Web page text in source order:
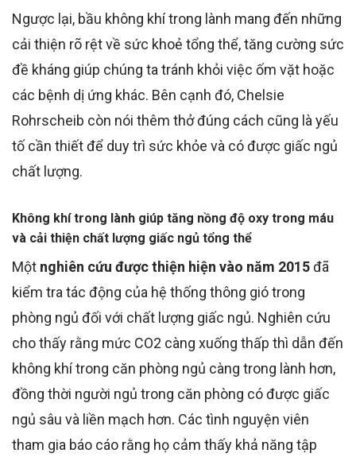
Ngược lại, bầu không khí trong lành mang đến những
cải thiện rõ rệt về sức khoẻ tổng thể, tăng cường sức
đề kháng giúp chúng ta tránh khỏi việc ốm vặt hoặc
các bệnh dị ứng khác. Bên cạnh đó, Chelsie
Rohrscheib còn nói thêm thở đúng cách cũng là yếu
tố cần thiết để duy trì sức khỏe và có được giấc ngủ
chất lượng.
Không khí trong lành giúp tăng nồng độ oxy trong máu
và cải thiện chất lượng giấc ngủ tổng thể
Một nghiên cứu được thiện hiện vào năm 2015đã
kiểm tra tác động của hệ thống thông gió trong
phòng ngủ đối với chất lượng giấc ngủ. Nghiên cứu
cho thấy rằng mức CO2 càng xuống thấp thì dẫn đến
không khí trong căn phòng ngủ càng trong lành hơn,
đồng thời người ngủ trong căn phòng có được giấc
ngủ sâu và liền mạch hơn. Các tình nguyện viên
tham gia báo cáo rằng họ cảm thấy khả năng tập